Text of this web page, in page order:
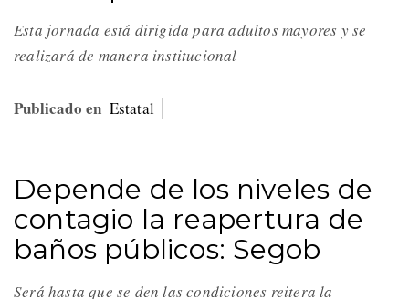
Esta jornada está dirigida para adultos mayores y se
realizará de manera institucional
Publicado en Estatal
Depende de los niveles de
contagio la reapertura de
baños públicos: Segob
Será hasta que se den las condiciones reitera la